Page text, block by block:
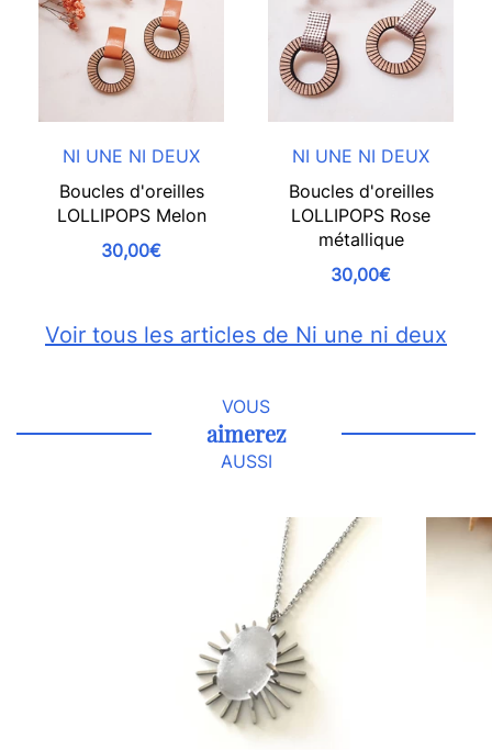
NI UNE NI DEUX
Boucles d'oreilles
LOLLIPOPS Melon
30,00€
NI UNE NI DEUX
Boucles d'oreilles
LOLLIPOPS Rose
métallique
30,00€
Voir tous les articles de Ni une ni deux
VOUS
aimerez
AUSSI